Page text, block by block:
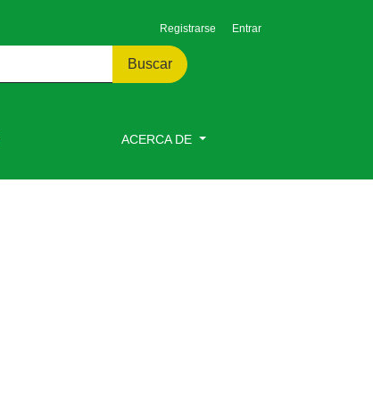
Buscar
ACERCA DE
Registrarse Entrar